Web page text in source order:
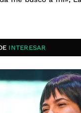
INTERESAR